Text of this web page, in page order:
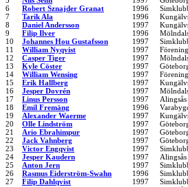
6
Robert Sznajder Granat 1996
7
Tarik Ala 1996
8
Daniel Andersson 1997
9
Filip Ilver 1996
10
Johannes Hou Gustafsson 1997
11
William Nyqvist 1997
12
Casper Tiger 1997
13
Kyle Cöster 1997
14
William Wensing 1997
15
Erik Hallberg 1997
16
Jesper Dovrén 1997
17
Linus Persson 1997
18
Emil Fremäng 1996
19
Alexander Waerme 1997
20
Olle Lindström 1997
21
Ario Ebrahimpur 1997
22
Jack Vahnberg 1997
23
Victor Engqvist 1997
24
Jesper Kaudern 1997
25
Anton Jern 1997
26
Rasmus Eiderström-Swahn 1996
27
Filip Dahlqvist 1997